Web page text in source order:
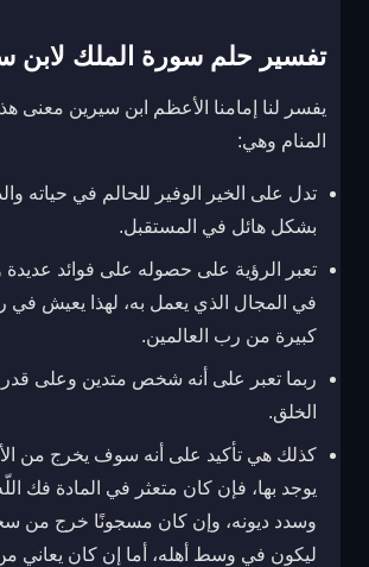
تفسير حلم سورة الملك لابن
يفسر لنا إمامنا الأعظم ابن سيرين معنى
المنام وهي:
تدل على الخير الوفير للحالم في حياته
بشكل هائل في المستقبل.
تعبر الرؤية على حصوله على فوائد
في المجال الذي يعمل به، لهذا يعيش في
كبيرة من رب العالمين.
ربما تعبر على أنه شخص متدين وعلى
الخلق.
كذلك هي تأكيد على أنه سوف يخرج من
يوجد بها، فإن كان متعثر في المادة فك
وسدد ديونه، وإن كان مسجونًا خرج من
ليكون في وسط أهله، أما إن كان يعاني